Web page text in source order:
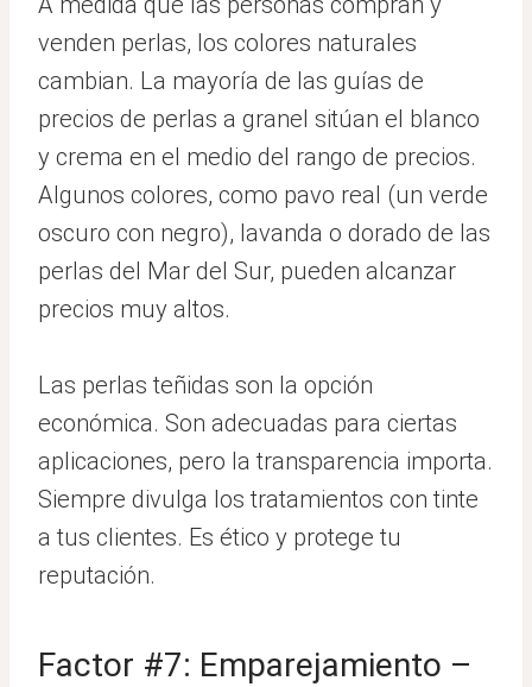
venden perlas, los colores naturales
cambian. La mayoría de las guías de
precios de perlas a granel sitúan el blanco
y crema en el medio del rango de precios.
Algunos colores, como pavo real (un verde
oscuro con negro), lavanda o dorado de las
perlas del Mar del Sur, pueden alcanzar
precios muy altos.
Las perlas teñidas son la opción
económica. Son adecuadas para ciertas
aplicaciones, pero la transparencia importa.
Siempre divulga los tratamientos con tinte
a tus clientes. Es ético y protege tu
reputación.
Factor #7: Emparejamiento –